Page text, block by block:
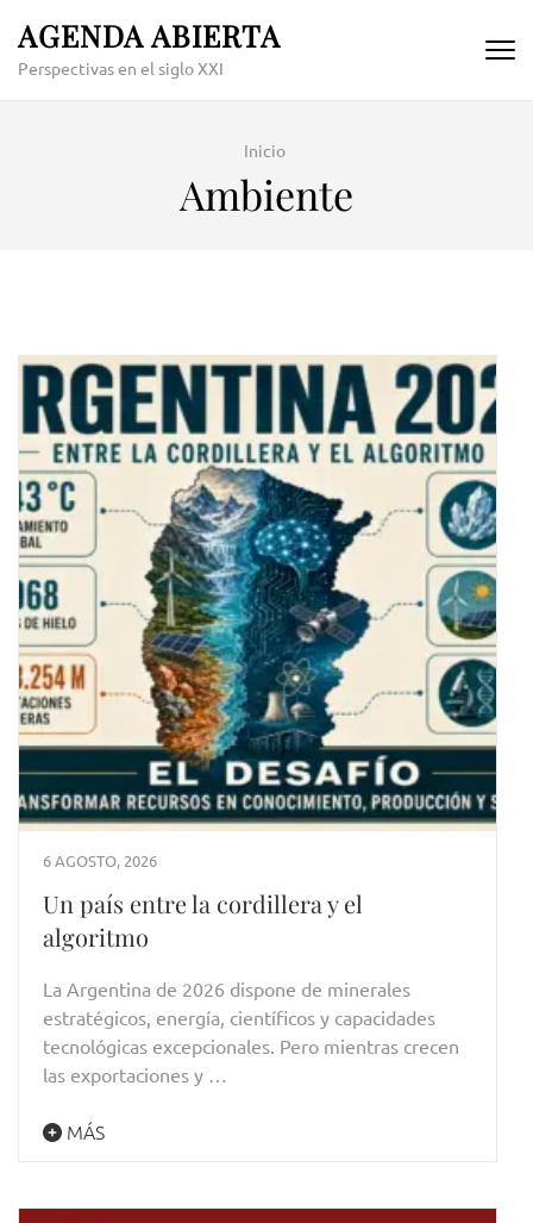
content
AGENDA ABIERTA
Perspectivas en el siglo XXI
Inicio
Ambiente
6 AGOSTO, 2026
Un país entre la cordillera y el
algoritmo
La Argentina de 2026 dispone de minerales
estratégicos, energía, científicos y capacidades
tecnológicas excepcionales. Pero mientras crecen
las exportaciones y …
MÁS